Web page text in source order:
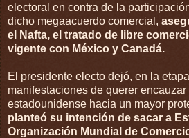
electoral en contra de la
dicho megaacuerdo comercial,
el Nafta, el tratado de libre
vigente con México y Canadá.
El presidente electo dejó, en la
manifestaciones de querer
estadounidense hacia un mayor
planteó su intención de sacar a
Organización Mundial de